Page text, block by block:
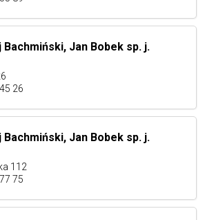
Bachmiński, Jan Bobek sp. j.
26
Bachmiński, Jan Bobek sp. j.
112
75